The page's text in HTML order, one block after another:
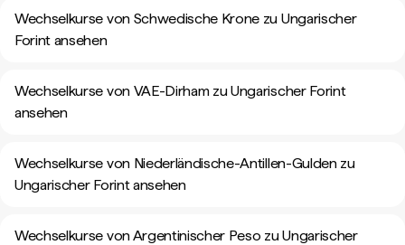
Wechselkurse von Schwedische Krone zu Ungarischer
Forint ansehen
Wechselkurse von VAE-Dirham zu Ungarischer Forint
ansehen
Wechselkurse von Niederländische-Antillen-Gulden zu
Ungarischer Forint ansehen
Wechselkurse von Argentinischer Peso zu Ungarischer